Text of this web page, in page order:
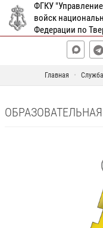
ФГКУ
войск
Федерации по
Главная